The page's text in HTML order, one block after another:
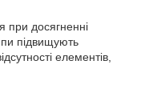
при досягненні
підвищують
елементів,